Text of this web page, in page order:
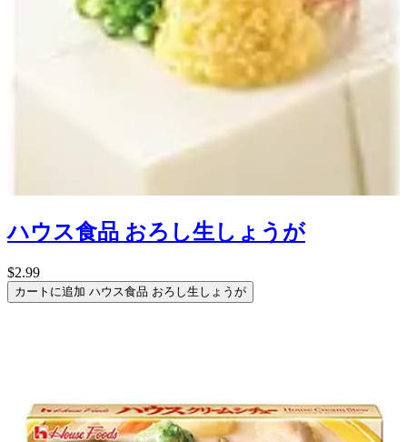
ハウス食品 おろし生しょうが
$2.99
カートに追加 ハウス食品 おろし生しょうが